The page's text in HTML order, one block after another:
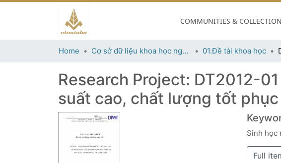
COMMUNITIES &
Home Cơ sở dữ liệu khoa học ngành thuốc lá 01.Đề tài khoa học
Research Project: DT2012-
suất cao, chất lượng tốt
Sinh học
Full